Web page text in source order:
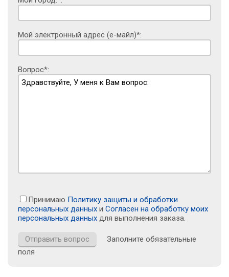
Мой электронный адрес (е-майл)*:
Вопрос*:
Принимаю Политику защиты и обработки
персональных данных и Согласен на обработку моих
персональных данных для выполнения заказа.
Заполните обязательные
поля